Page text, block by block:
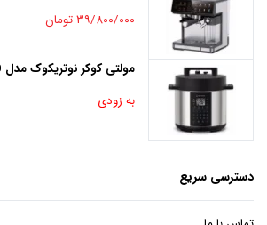
۳۹/۸۰۰/۰۰۰ تومان
مولتی کوکر نوتریکوک مدل SP330 ظرفیت ۸ لیتر
به زودی
دسترسی سریع